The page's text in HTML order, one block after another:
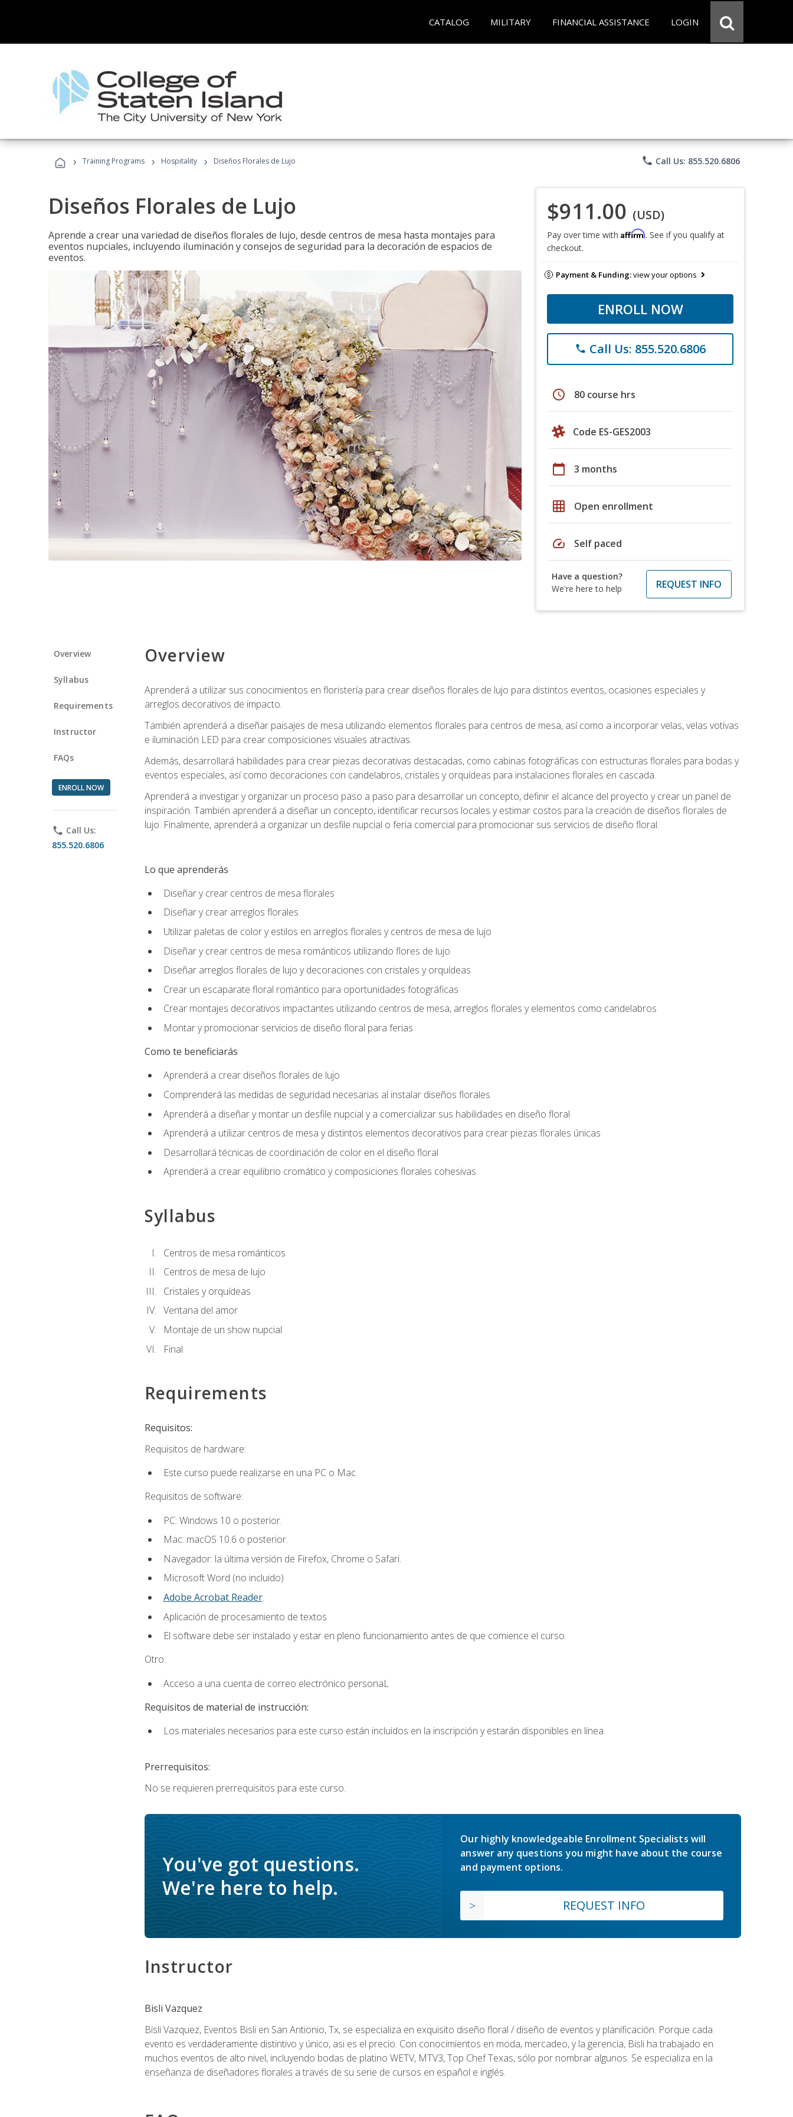
CATALOG MILITARY FINANCIAL ASSISTANCE LOGIN
› Training Programs › Hospitality › Diseños Florales de Lujo phone Call Us: 855.520.6806
Diseños Florales de Lujo
Aprende a crear una variedad de diseños florales de lujo, desde centros de mesa hasta montajes para
eventos nupciales, incluyendo iluminación y consejos de seguridad para la decoración de espacios de
eventos.
$911.00 (USD)
Pay over time with Affirm. See if you qualify at
checkout.
Payment & Funding:view your options
ENROLL NOW
phone Call Us: 855.520.6806
schedule 80 course hrs
Code ES-GES2003
calendar_today 3 months
grid_on Open enrollment
speed Self paced
Have a question?
We're here to help
REQUEST INFO
Overview
Syllabus
Requirements
Instructor
FAQs
ENROLL NOW
phone Call Us:
855.520.6806
Overview
Aprenderá a utilizar sus conocimientos en floristería para crear diseños florales de lujo para distintos eventos, ocasiones especiales y
arreglos decorativos de impacto.
También aprenderá a diseñar paisajes de mesa utilizando elementos florales para centros de mesa, así como a incorporar velas, velas votivas
e iluminación LED para crear composiciones visuales atractivas.
Además, desarrollará habilidades para crear piezas decorativas destacadas, como cabinas fotográficas con estructuras florales para bodas y
eventos especiales, así como decoraciones con candelabros, cristales y orquídeas para instalaciones florales en cascada.
Aprenderá a investigar y organizar un proceso paso a paso para desarrollar un concepto, definir el alcance del proyecto y crear un panel de
inspiración. También aprenderá a diseñar un concepto, identificar recursos locales y estimar costos para la creación de diseños florales de
lujo. Finalmente, aprenderá a organizar un desfile nupcial o feria comercial para promocionar sus servicios de diseño floral.
Lo que aprenderás
Diseñar y crear centros de mesa florales
Diseñar y crear arreglos florales
Utilizar paletas de color y estilos en arreglos florales y centros de mesa de lujo
Diseñar y crear centros de mesa románticos utilizando flores de lujo
Diseñar arreglos florales de lujo y decoraciones con cristales y orquídeas
Crear un escaparate floral romántico para oportunidades fotográficas
Crear montajes decorativos impactantes utilizando centros de mesa, arreglos florales y elementos como candelabros
Montar y promocionar servicios de diseño floral para ferias
Como te beneficiarás
Aprenderá a crear diseños florales de lujo
Comprenderá las medidas de seguridad necesarias al instalar diseños florales
Aprenderá a diseñar y montar un desfile nupcial y a comercializar sus habilidades en diseño floral
Aprenderá a utilizar centros de mesa y distintos elementos decorativos para crear piezas florales únicas
Desarrollará técnicas de coordinación de color en el diseño floral
Aprenderá a crear equilibrio cromático y composiciones florales cohesivas
Syllabus
Centros de mesa románticos
Centros de mesa de lujo
Cristales y orquídeas
Ventana del amor
Montaje de un show nupcial
Final
Requirements
Requisitos:
Requisitos de hardware:
Este curso puede realizarse en una PC o Mac.
Requisitos de software:
PC: Windows 10 o posterior.
Mac: macOS 10.6 o posterior.
Navegador: la última versión de Firefox, Chrome o Safari.
Microsoft Word (no incluido)
Adobe Acrobat Reader.
Aplicación de procesamiento de textos
El software debe ser instalado y estar en pleno funcionamiento antes de que comience el curso.
Otro:
Acceso a una cuenta de correo electrónico personaL
Requisitos de material de instrucción:
Los materiales necesarios para este curso están incluidos en la inscripción y estarán disponibles en línea.
Prerrequisitos:
No se requieren prerrequisitos para este curso.
You've got questions.
We're here to help.
Our highly knowledgeable Enrollment Specialists will
answer any questions you might have about the course
and payment options.
REQUEST INFO
Instructor
Bisli Vazquez
Bisli Vazquez, Eventos Bisli en San Antionio, Tx, se especializa en exquisito diseño floral / diseño de eventos y planificación. Porque cada
evento es verdaderamente distintivo y único, asi es el precio. Con conocimientos en moda, mercadeo, y la gerencia, Bisli ha trabajado en
muchos eventos de alto nivel, incluyendo bodas de platino WETV, MTV3, Top Chef Texas, sólo por nombrar algunos. Se especializa en la
enseñanza de diseñadores florales a través de su serie de cursos en español e inglés.